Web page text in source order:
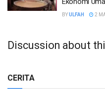
BYULFAH 2
Discussion about
CERITA